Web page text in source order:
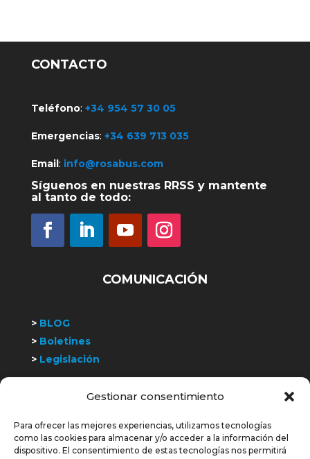
Gestionar consentimiento
Para ofrecer las mejores experiencias, utilizamos tecnologías
como las cookies para almacenar y/o acceder a la información del
dispositivo. El consentimiento de estas tecnologías nos permitirá
CONTACTO
Teléfono: +34 954 57 30 05
Emergencias: +34 639 713 035
Email : info@rosabus.com
Síguenos en nuestras RRSS y mantente
al tanto de todo:
COMUNICACIÓN
>BLOG
>Boletines
>Legislación
Trabaja con nosotros
COLABORAMOS Y SOMOS MIEMBROS DE: